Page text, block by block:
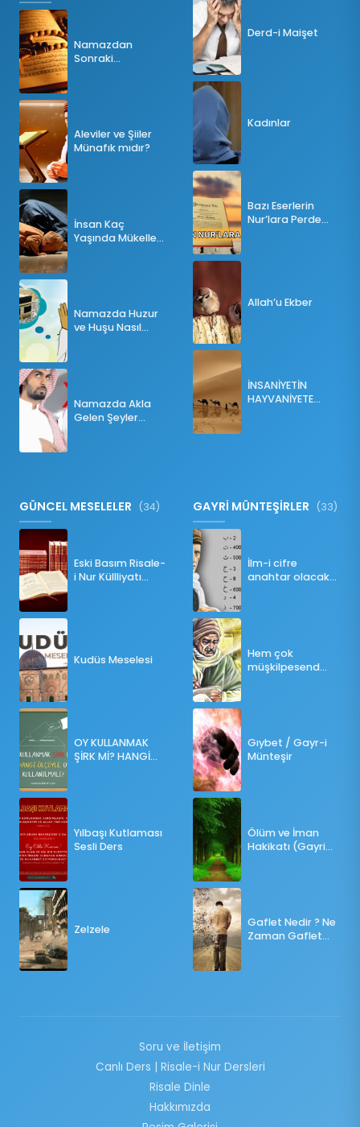
Namazdan
Sonraki
Aleviler ve Şiiler
Münafık mıdır?
İnsan Kaç
Yaşında Mükellef
Namazda Huzur
ve Huşu Nasıl
Namazda Akla
Gelen Şeyler
Derd-i Maişet
Kadınlar
Bazı Eserlerin
Nur’lara Perde
Allah’u Ekber
İNSANİYETİN
HAYVANİYETE
GÜNCEL MESELELER (34)
Eski Basım Risale-
i Nur Küllliyatı
Kudüs Meselesi
OY KULLANMAK
ŞİRK Mİ? HANGİ
Yılbaşı Kutlaması
Sesli Ders
Zelzele
GAYRİ MÜNTEŞİRLER (33)
İlm-i cifre
anahtar olacak
Hem çok
müşkilpesend
Gıybet / Gayr-i
Münteşir
Ölüm ve İman
Hakikatı (Gayri
Gaflet Nedir ? Ne
Zaman Gaflet
Soru ve İletişim
Canlı Ders | Risale-i Nur Dersleri
Risale Dinle
Hakkımızda